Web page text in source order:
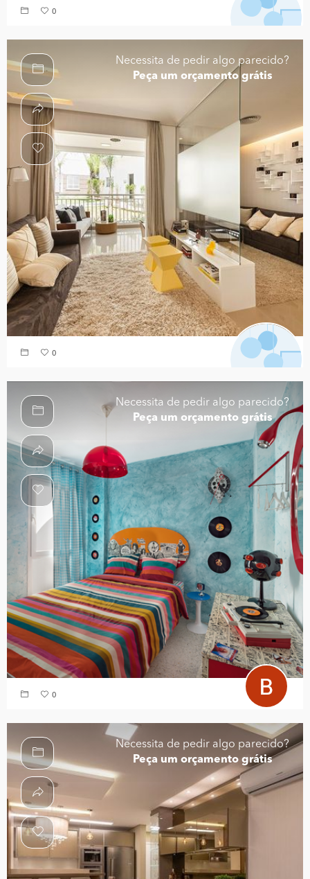
0
Necessita de pedir algo parecido?
Peça um orçamento grátis
0
Necessita de pedir algo parecido?
Peça um orçamento grátis
0
Necessita de pedir algo parecido?
Peça um orçamento grátis